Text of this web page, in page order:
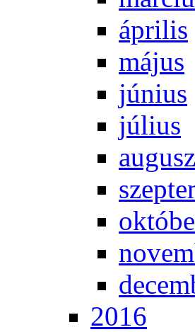
áp­ri­lis
má­jus
jú­ni­us
jú­li­us
2016